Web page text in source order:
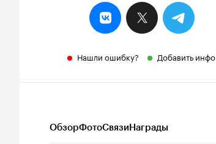
Нашли ошибку? Добавить инфо
ОбзорФотоСвязиНаграды